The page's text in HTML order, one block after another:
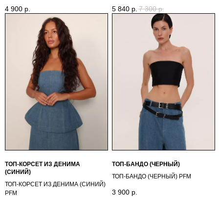
4 900 р. 5 840 р. 7 300 р.
ТОП-КОРСЕТ ИЗ ДЕНИМА
(СИНИЙ)
ТОП-КОРСЕТ ИЗ ДЕНИМА (СИНИЙ)
PFM
ТОП-БАНДО (ЧЕРНЫЙ)
ТОП-БАНДО (ЧЕРНЫЙ) PFM
3 900 р.
КОМФОРТНЫЙ ШОППИНГ ДОСТУПЕН
КАЖДОМУ!
Здесь вы можете подписаться на рассылку от концепт стор
Оттепель, чтобы первыми узнавать о новых поступлениях,
акциях и специальных предложениях для наших клиентов.
Подписаться